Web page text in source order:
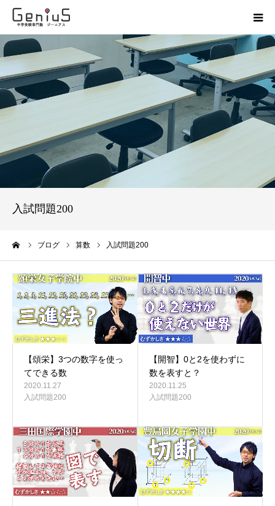
入試問題200
ブログ 算数 入試問題200
【頌栄】3つの数字を使っ
てできる数
2020.11.27
入試問題200
【開智】0と2を使わずに
数を表すと？
2020.11.25
入試問題200
授業
志望校別特訓
模試
お問い合わせ